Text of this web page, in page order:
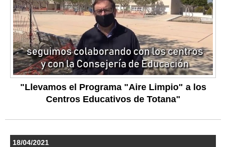
"Llevamos el Programa "Aire Limpio" a los
Centros Educativos de Totana"
18/04/2021